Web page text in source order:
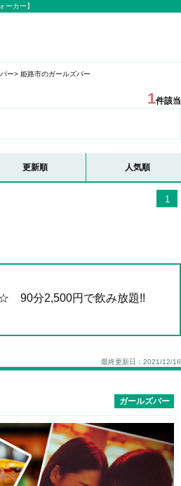
ーカー】
ー 姫路市のガールズバー
1件該当
更新順 人気順
1
90分2,500円で飲み放題!!
最終更新日：2021/12/16
ガールズバー